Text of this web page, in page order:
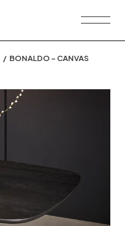
BONALDO – CANVAS